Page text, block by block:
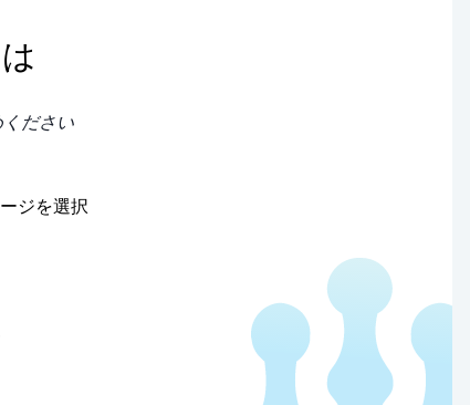
ださい
ジを選択